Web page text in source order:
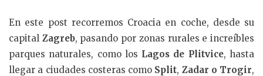
En este post recorremos Croacia en coche, desde su
capital Zagreb, pasando por zonas rurales e increíbles
parques naturales, como los Lagos de Plitvice, hasta
llegar a ciudades costeras como Split, Zadar o Trogir,